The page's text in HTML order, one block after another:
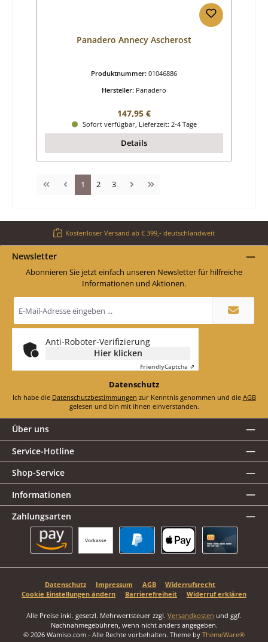
Panadero Annecy Ascherost
Produktnummer: 01046886
Hersteller: Panadero
Regulärer Preis:
147,95 €
Sofort verfügbar, Lieferzeit: 2-4 Tage
Details
Seite
1 Seite
2 Seite
3
Kostenloser Versand ab € 399,- deutschlandweit
Newsletter
Abonnieren Sie jetzt einfach unseren Newsletter für hilfreiche
Informationen und Aktionen.
Mail-
Adresse
*
Anti-Roboter-Verifizierung
Hier klicken
FriendlyCaptcha ⇗
Datenschutz
Ich habe die Datenschutzbestimmungen zur Kenntnis genommen und die AGB
gelesen und bin mit ihnen einverstanden.
Über uns
Service-Hotline
Shop-Service
Informationen
Zahlungsarten
Vorkasse
Datenschutz Impressum AGB
Widerrufsrecht
Cookie Einstellungen ändern
Barrierefreiheit Widerruf erklären
Alle Preise inkl. gesetzl. Mehrwertsteuer zzgl. Versandkosten und ggf.
Nachnahmegebühren, wenn nicht anders angegeben.
© 2026 Wamiso.com - Alle Rechte vorbehalten. Theme by ThemeWare®